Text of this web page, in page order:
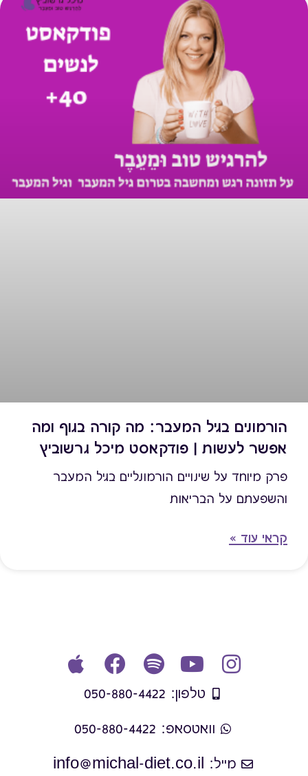
הורמונים בגיל המעבר: מה קורה בגוף ומה
אפשר לעשות | פודקאסט מיכל גרשוביץ
פרק מיוחד על שינויים הורמונליים בגיל המעבר
והשפעתם על הבריאות
קראי עוד »
טלפון: 050-880-4422
וואטסאפ: 050-880-4422
מייל: info@michal-diet.co.il